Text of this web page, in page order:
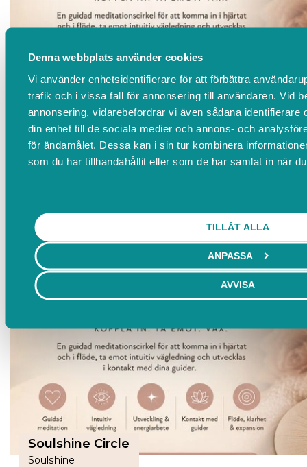
Denna webbplats använder cookies
Vi använder enhetsidentifierare för att förbättra
trafik och i vissa fall för annonsering till användaren. Vid
annonsering, vidarebefordrar vi även sådana identifierare
din enhet till de sociala medier och annons- och
för ändamålet. Dessa kan i sin tur kombinera
som du har tillhandahållit eller som de har samlat in när
TILLÅT ALLA
ANPASSA
AVVISA
Soulshine Circle
Soulshine
Hårdvallsgatan 26
Soulshine Circle
Soulshine